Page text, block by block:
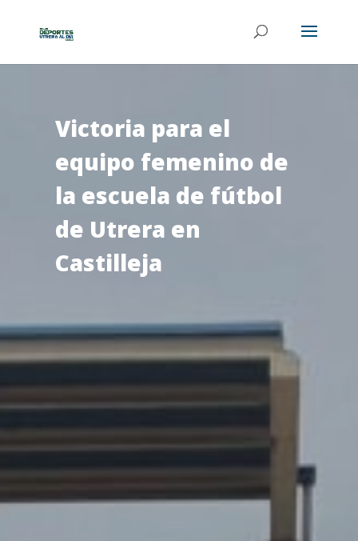
Victoria para el
equipo femenino de
la escuela de fútbol
de Utrera en
Castilleja